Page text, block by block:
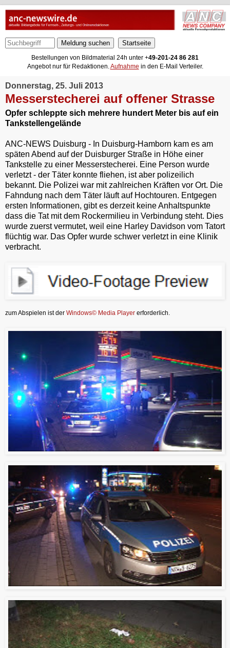
Meldung suchen
Bestellungen von Bildmaterial 24h unter +49-201-24 86 281
Angebot nur für Redaktionen.Aufnahme in den E-Mail Verteiler.
Donnerstag, 25. Juli 2013
Messerstecherei auf offener Strasse
Opfer schleppte sich mehrere hundert Meter bis auf ein
Tankstellengelände
ANC-NEWS Duisburg - In Duisburg-Hamborn kam es am
späten Abend auf der Duisburger Straße in Höhe einer
Tankstelle zu einer Messerstecherei. Eine Person wurde
verletzt - der Täter konnte fliehen, ist aber polizeilich
bekannt. Die Polizei war mit zahlreichen Kräften vor Ort. Die
Fahndung nach dem Täter läuft auf Hochtouren. Entgegen
ersten Informationen, gibt es derzeit keine Anhaltspunkte
dass die Tat mit dem Rockermilieu in Verbindung steht. Dies
wurde zuerst vermutet, weil eine Harley Davidson vom Tatort
flüchtig war. Das Opfer wurde schwer verletzt in eine Klinik
verbracht.
zum Abspielen ist der Windows© Media Player erforderlich.